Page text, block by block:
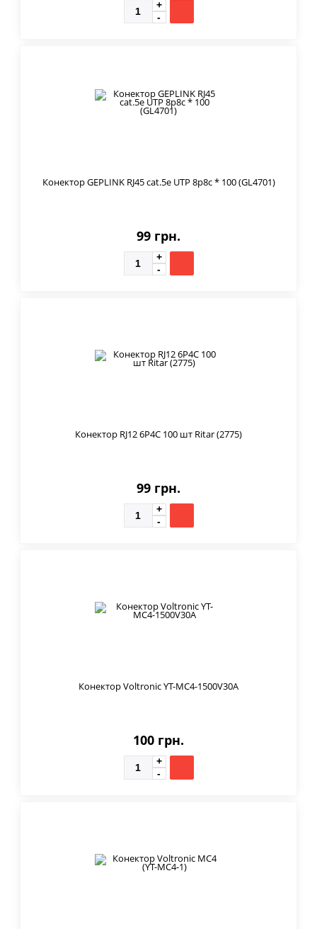
Конектор GEPLINK RJ45 cat.5e UTP 8p8c * 100 (GL4701)
99 грн.
Конектор RJ12 6P4C 100 шт Ritar (2775)
99 грн.
Конектор Voltronic YT-МС4-1500V30A
100 грн.